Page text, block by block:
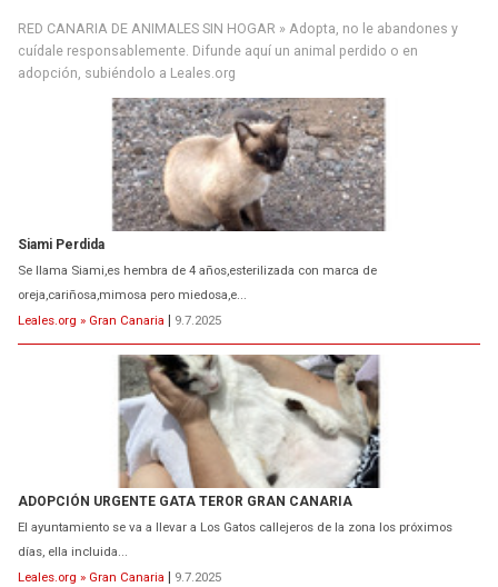
RED CANARIA DE ANIMALES SIN HOGAR » Adopta, no le abandones y
cuídale responsablemente. Difunde aquí un animal perdido o en
adopción, subiéndolo a Leales.org
ADOPCIÓN URGENTE GATA TEROR GRAN CANARIA
El ayuntamiento se va a llevar a Los Gatos callejeros de la zona los próximos
días, ella incluida...
Leales.org » Gran Canaria
9.7.2025
Gato manso encontrado
Este gato macho ha aparecido en la calle hace menos de un mes, es muy
manso y extremadamente cari...
Leales.org » Gran Canaria
9.7.2025